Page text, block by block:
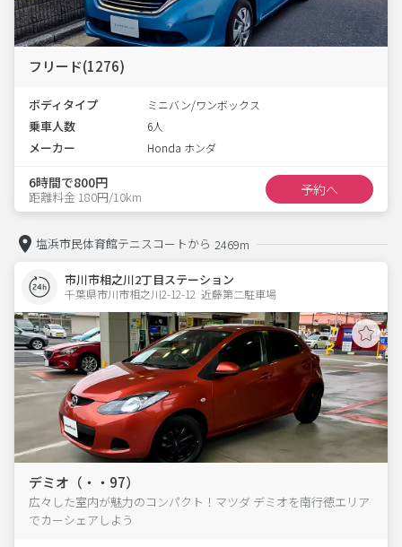
フリード(1276)
ボディタイプ ミニバン/ワンボックス
乗車人数 6人
メーカー Honda ホンダ
6時間で800円
距離料金 180円/10km 予約へ
塩浜市民体育館テニスコートから 2469m
市川市相之川2丁目ステーション
千葉県市川市相之川2-12-12  近藤第二駐車場
デミオ（・・97）
広々した室内が魅力のコンパクト！マツダ デミオを南行徳エリア
でカーシェアしよう